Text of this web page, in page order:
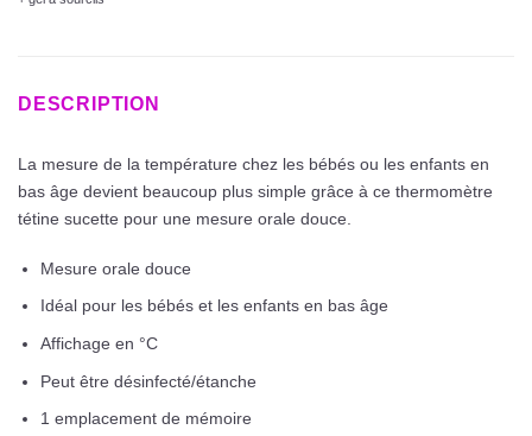
DESCRIPTION
La mesure de la température chez les bébés ou les enfants en
bas âge devient beaucoup plus simple grâce à ce thermomètre
tétine sucette pour une mesure orale douce.
Mesure orale douce
Idéal pour les bébés et les enfants en bas âge
Affichage en °C
Peut être désinfecté/étanche
1 emplacement de mémoire